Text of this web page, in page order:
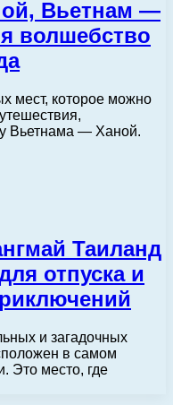
Вьетнам —
волшебство
мест, которое можно
Вьетнама — Ханой.
Таиланд
отпуска и
и загадочных
в самом
Это место, где